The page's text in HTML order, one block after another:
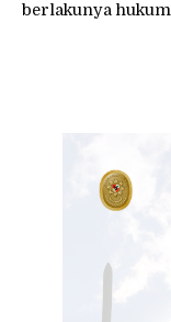
berlakunya